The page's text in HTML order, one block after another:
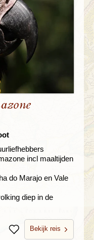
incl maaltijden
do Marajo en Vale
diep in de
BewarenBekijk reis